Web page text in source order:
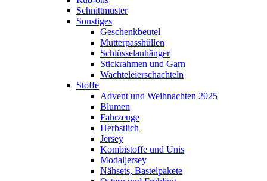
Schnittmuster
Sonstiges
Geschenkbeutel
Mutterpasshüllen
Schlüsselanhänger
Stickrahmen und Garn
Wachteleierschachteln
Stoffe
Advent und Weihnachten 2025
Blumen
Fahrzeuge
Herbstlich
Jersey
Kombistoffe und Unis
Modaljersey
Nähsets, Bastelpakete